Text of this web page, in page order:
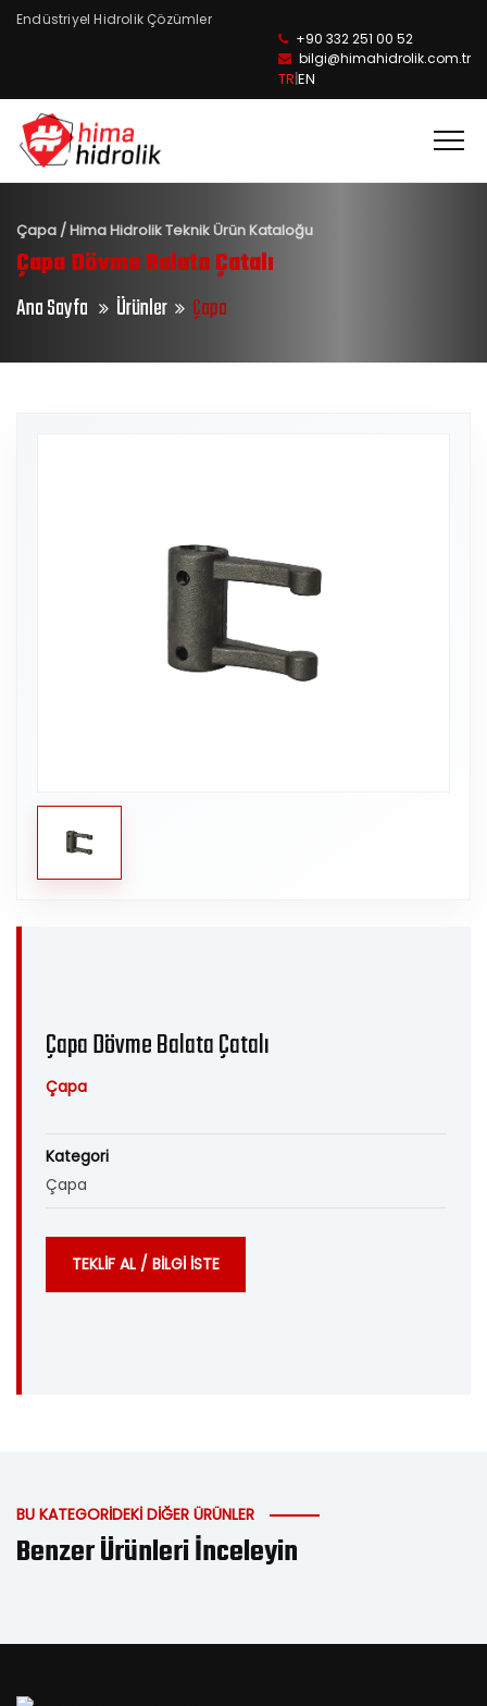
Endüstriyel Hidrolik Çözümler
+90 332 251 00 52
bilgi@himahidrolik.com.tr
TR EN
Çapa / Hima Hidrolik Teknik Ürün Kataloğu
Çapa Dövme Balata Çatalı
Ana Sayfa Ürünler Çapa
Çapa Dövme Balata Çatalı
Çapa
Kategori
Çapa
TEKLİF AL / BİLGİ İSTE
BU KATEGORIDEKI DIĞER ÜRÜNLER
Benzer Ürünleri İnceleyin